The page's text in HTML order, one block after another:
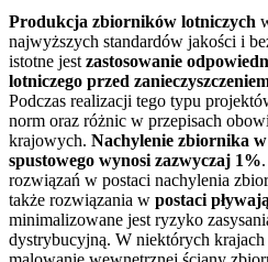
Produkcja zbiorników lotniczych
najwyższych standardów jakości i
istotne jest zastosowanie
lotniczego przed
Podczas realizacji tego typu
norm oraz różnic w przepisach
krajowych. Nachylenie zbiornika
spustowego wynosi zazwyczaj 1%
rozwiązań w postaci nachylenia
także rozwiązania w postaci
minimalizowane jest ryzyko
dystrybucyjną. W niektórych krajach